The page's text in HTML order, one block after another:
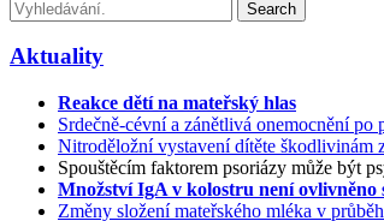
Search
Aktuality
Reakce dětí na mateřský hlas
Srdečně-cévní a zánětlivá onemocnění
Nitroděložní vystavení dítěte škodlivinám
Spouštěcím faktorem psoriázy může být
Množství IgA v kolostru není ovlivněno
Změny složení mateřského mléka v